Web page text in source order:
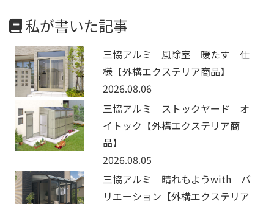
私が書いた記事
三協アルミ 風除室 暖たす 仕
様【外構エクステリア商品】
2026.08.06
三協アルミ ストックヤード オ
イトック【外構エクステリア商
品】
2026.08.05
三協アルミ 晴れもようwith バ
リエーション【外構エクステリア